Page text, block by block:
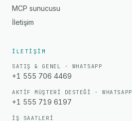
MCP sunucusu
İletişim
İLETIŞIM
SATIŞ & GENEL · WHATSAPP
+1 555 706 4469
AKTIF MÜŞTERI DESTEĞI · WHATSAPP
+1 555 719 6197
İŞ SAATLERI